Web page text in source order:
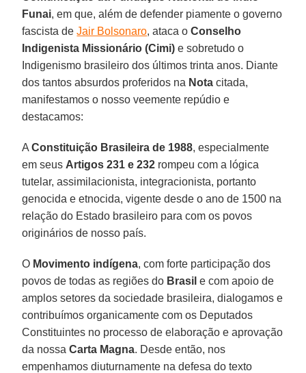
Funai, em que, além de defender piamente o governo
fascista deJair Bolsonaro, ataca oConselho
Indigenista Missionário (Cimi) e sobretudo o
Indigenismo brasileiro dos últimos trinta anos. Diante
dos tantos absurdos proferidos na Nota citada,
manifestamos o nosso veemente repúdio e
destacamos:
AConstituição Brasileira de 1988, especialmente
em seus Artigos 231 e 232 rompeu com a lógica
tutelar, assimilacionista, integracionista, portanto
genocida e etnocida, vigente desde o ano de 1500 na
relação do Estado brasileiro para com os povos
originários de nosso país.
O Movimento indígena, com forte participação dos
povos de todas as regiões do Brasil e com apoio de
amplos setores da sociedade brasileira, dialogamos e
contribuímos organicamente com os Deputados
Constituintes no processo de elaboração e aprovação
da nossaCarta Magna. Desde então, nos
empenhamos diuturnamente na defesa do texto